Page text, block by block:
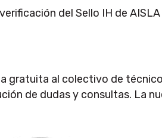
del Sello IH de AISLA
gratuita al colectivo de
de dudas y consultas. La